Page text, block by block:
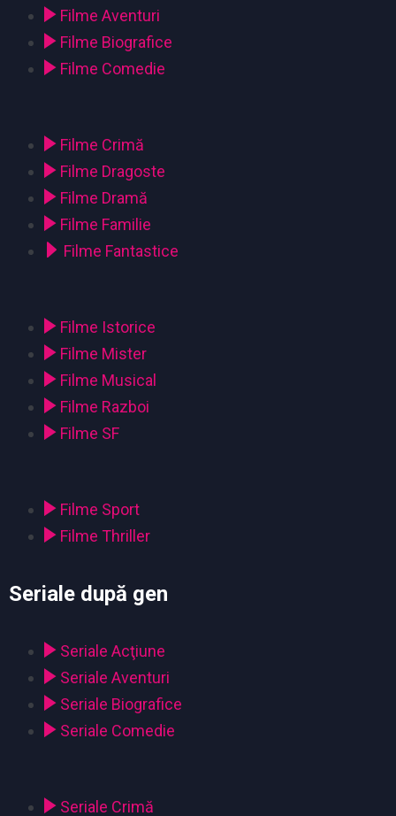
Filme Aventuri
Filme Biografice
Filme Comedie
Filme Crimă
Filme Dragoste
Filme Dramă
Filme Familie
Filme Fantastice
Filme Istorice
Filme Mister
Filme Musical
Filme Razboi
Filme SF
Filme Sport
Filme Thriller
Seriale după gen
Seriale Acţiune
Seriale Aventuri
Seriale Biografice
Seriale Comedie
Seriale Crimă